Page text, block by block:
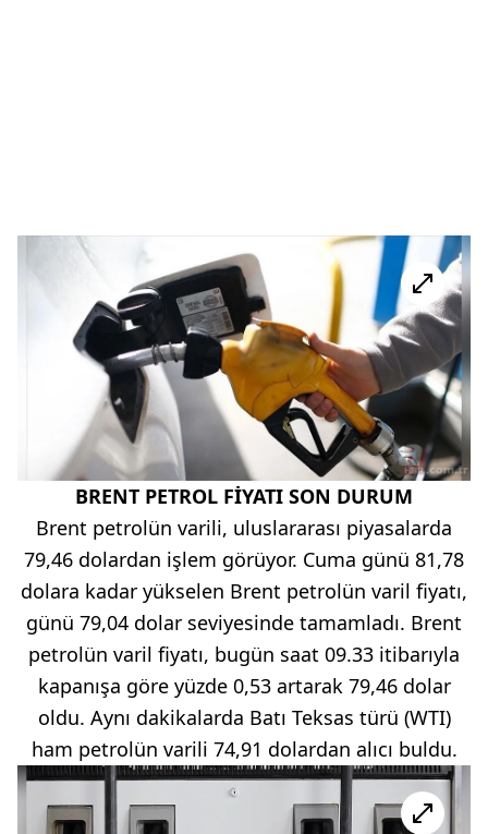
BRENT PETROL FİYATI SON DURUM
Brent petrolün varili, uluslararası piyasalarda
79,46 dolardan işlem görüyor. Cuma günü 81,78
dolara kadar yükselen Brent petrolün varil fiyatı,
günü 79,04 dolar seviyesinde tamamladı. Brent
petrolün varil fiyatı, bugün saat 09.33 itibarıyla
kapanışa göre yüzde 0,53 artarak 79,46 dolar
oldu. Aynı dakikalarda Batı Teksas türü (WTI)
ham petrolün varili 74,91 dolardan alıcı buldu.